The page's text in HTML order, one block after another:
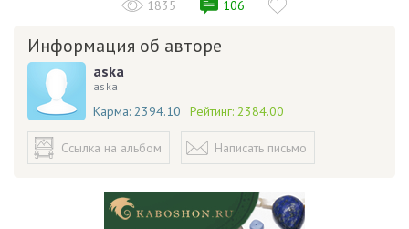
1835 106
Информация об авторе
aska
aska
Карма: 2394.10 Рейтинг: 2384.00
Ссылка на альбом Написать письмо